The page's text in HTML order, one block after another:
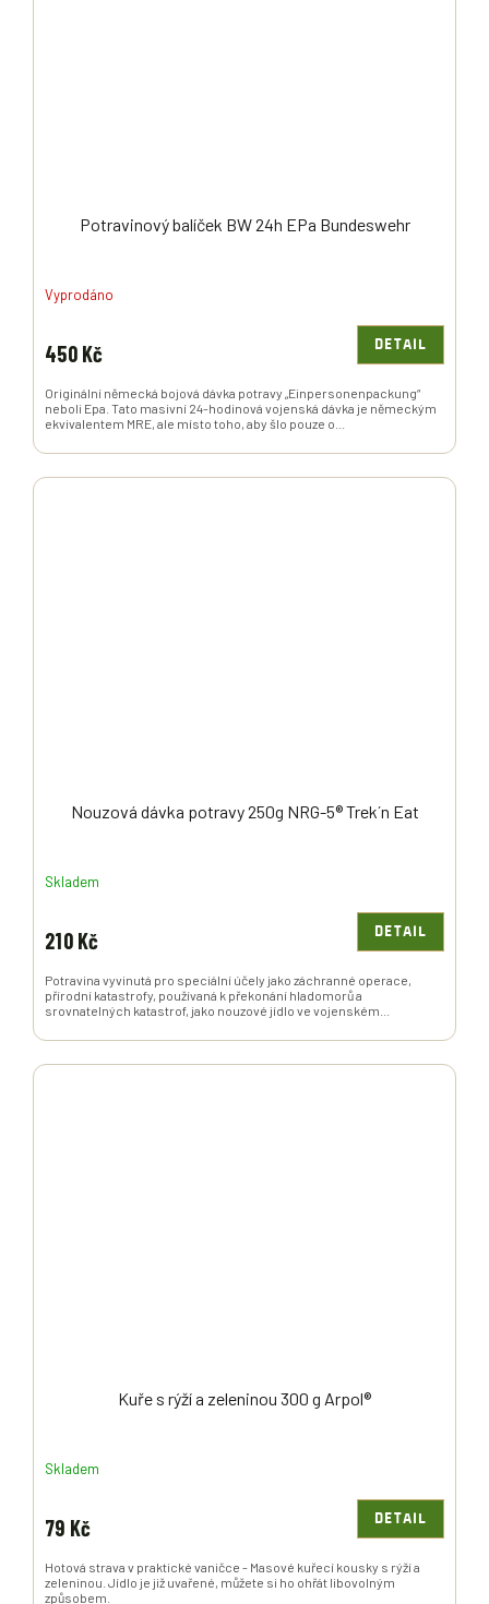
Potravinový balíček BW 24h EPa Bundeswehr
Vyprodáno
450 Kč DETAIL
Originální německá bojová dávka potravy „Einpersonenpackung“
neboli Epa. Tato masivní 24-hodinová vojenská dávka je německým
ekvivalentem MRE, ale místo toho, aby šlo pouze o...
Nouzová dávka potravy 250g NRG-5® Trek´n Eat
Skladem
210 Kč DETAIL
Potravina vyvinutá pro speciální účely jako záchranné operace,
přírodní katastrofy, používaná k překonání hladomorů a
srovnatelných katastrof, jako nouzové jídlo ve vojenském...
Kuře s rýží a zeleninou 300 g Arpol®
Skladem
79 Kč DETAIL
Hotová strava v praktické vaničce - Masové kuřecí kousky s rýží a
zeleninou. Jídlo je již uvařené, můžete si ho ohřát libovolným
způsobem.